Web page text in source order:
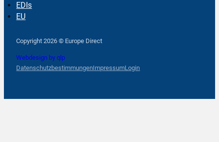
EDIs
EU
Copyright 2026 © Europe Direct
Webdesign by qlp
DatenschutzbestimmungenImpressumLogin